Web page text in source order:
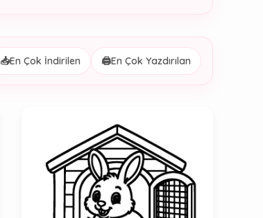
📥En Çok İndirilen 🖨️En Çok Yazdırılan